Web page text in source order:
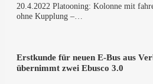
20.4.2022 Pla­too­ning: Kolon­ne mit
ohne Kupp­lung –…
Erst­kun­de für neu­en E‑Bus aus
über­nimmt zwei Ebus­co 3.0